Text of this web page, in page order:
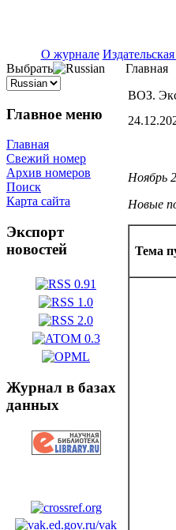
О журнале
Выбрать
Главное меню
Главная
Свежий номер
Архив номеров
Поиск
Карта сайта
Экспорт
новостей
Журнал в базах
данных
Главная
ВОЗ.
Ноябрь
Новые
Тема